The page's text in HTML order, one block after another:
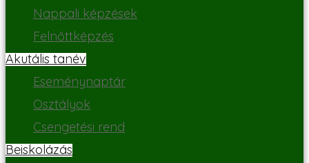
Nappali képzések
Felnőttképzés
Akutális tanév
Eseménynaptár
Osztályok
Csengetési rend
Beiskolázás